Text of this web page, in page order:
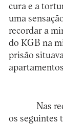
cura e a
uma
recordar a
do KGB na
prisão
Nas
os seguintes